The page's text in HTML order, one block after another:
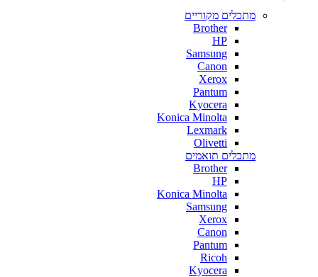
מתכלים מקוריים
Brother
HP
Samsung
Canon
Xerox
Pantum
Kyocera
Konica Minolta
Lexmark
Olivetti
מתכלים תואמים
Brother
HP
Konica Minolta
Samsung
Xerox
Canon
Pantum
Ricoh
Kyocera